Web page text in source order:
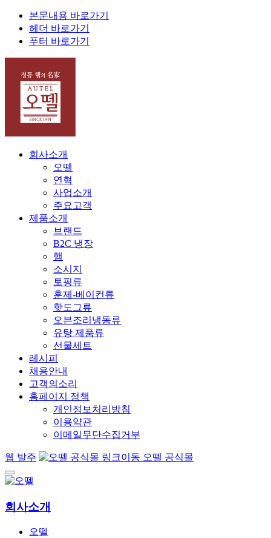
본문내용 바로가기
헤더 바로가기
푸터 바로가기
회사소개
오뗄
연혁
사업소개
주요고객
제품소개
브랜드
B2C 냉장
햄
소시지
토핑류
훈제-베이컨류
핫도그류
오븐조리냉동류
유탕 제품류
선물세트
레시피
채용안내
고객의소리
홈페이지 정책
개인정보처리방침
이용약관
이메일무단수집거부
웹 발주 오뗄 공식몰
회사소개
오뗄